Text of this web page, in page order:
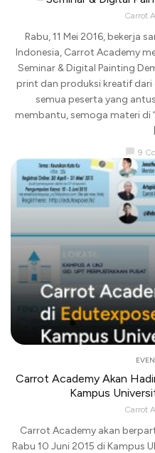
Carrot
Rabu, 11 Mei 2016, bekerja
Indonesia, Carrot Academy
Seminar & Digital Painting
print dan produksi kreatif dari
semua peserta yang
membantu, semoga materi di
chat_bubble 9
Carrot Academy Akan
Kampus
Carrot
Carrot Academy akan
Rabu 10 Juni 2015 di Kampus